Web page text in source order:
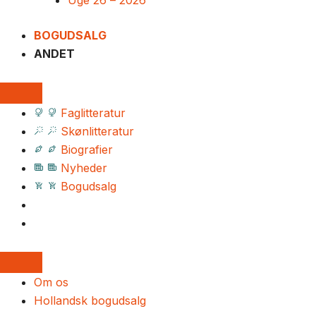
BOGUDSALG
ANDET
Faglitteratur
Skønlitteratur
Biografier
Nyheder
Bogudsalg
Om os
Hollandsk bogudsalg